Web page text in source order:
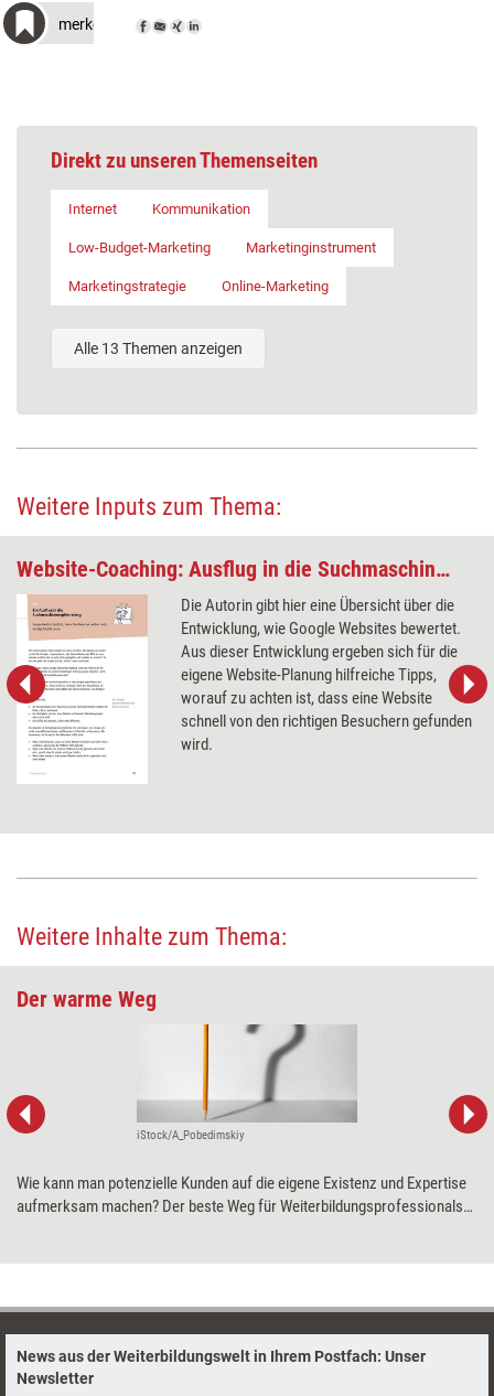
merken
Direkt zu unseren Themenseiten
Internet Kommunikation
Low-Budget-Marketing Marketinginstrument
Marketingstrategie Online-Marketing
Alle 13 Themen anzeigen
Weitere Inputs zum Thema:
Website-Coaching: Ausflug in die Suchmaschinenoptimierung
Die Autorin gibt hier eine Übersicht über die
Entwicklung, wie Google Websites bewertet.
Aus dieser Entwicklung ergeben sich für die
eigene Website-Planung hilfreiche Tipps,
worauf zu achten ist, dass eine Website
schnell von den richtigen Besuchern gefunden
wird.
Weitere Inhalte zum Thema:
Der warme Weg
iStock/A_Pobedimskiy
Wie kann man potenzielle Kunden auf die eigene Existenz und Expertise
aufmerksam machen? Der beste Weg für Weiterbildungsprofessionals
News aus der Weiterbildungswelt in Ihrem Postfach: Unser
Newsletter